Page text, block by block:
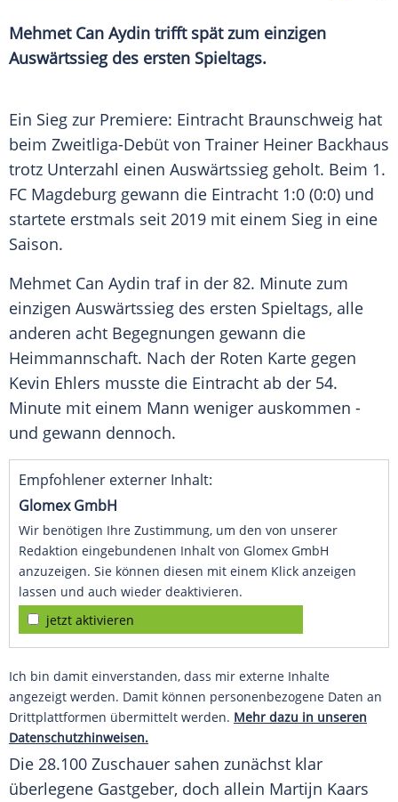
Mehmet Can Aydin trifft spät zum einzigen
Auswärtssieg des ersten Spieltags.
Ein Sieg zur Premiere: Eintracht Braunschweig hat
beim Zweitliga-Debüt von Trainer Heiner Backhaus
trotz Unterzahl einen Auswärtssieg geholt. Beim 1.
FC Magdeburg gewann die Eintracht 1:0 (0:0) und
startete erstmals seit 2019 mit einem Sieg in eine
Saison.
Mehmet Can Aydin traf in der 82. Minute zum
einzigen Auswärtssieg des ersten Spieltags, alle
anderen acht Begegnungen gewann die
Heimmannschaft. Nach der Roten Karte gegen
Kevin Ehlers musste die Eintracht ab der 54.
Minute mit einem Mann weniger auskommen -
und gewann dennoch.
Empfohlener externer Inhalt:
Glomex GmbH
Wir benötigen Ihre Zustimmung, um den von unserer
Redaktion eingebundenen Inhalt von Glomex GmbH
anzuzeigen. Sie können diesen mit einem Klick anzeigen
lassen und auch wieder deaktivieren.
jetzt aktivieren
Ich bin damit einverstanden, dass mir externe Inhalte
angezeigt werden. Damit können personenbezogene Daten an
Drittplattformen übermittelt werden. Mehr dazu in unseren
Datenschutzhinweisen.
Die 28.100 Zuschauer sahen zunächst klar
überlegene Gastgeber, doch allein Martijn Kaars